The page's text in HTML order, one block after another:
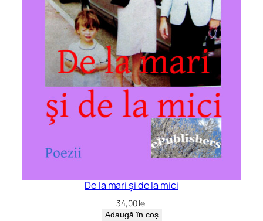
De la mari și de la mici
34,00lei
Adaugă în coș